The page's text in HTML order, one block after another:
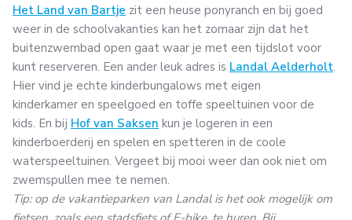
Het Land van Bartje zit een heuse ponyranch en bij goed
weer in de schoolvakanties kan het zomaar zijn dat het
buitenzwembad open gaat waar je met een tijdslot voor
kunt reserveren. Een ander leuk adres is Landal Aelderholt.
Hier vind je echte kinderbungalows met eigen
kinderkamer en speelgoed en toffe speeltuinen voor de
kids. En bij Hof van Saksen kun je logeren in een
kinderboerderij en spelen en spetteren in de coole
waterspeeltuinen. Vergeet bij mooi weer dan ook niet om
zwemspullen mee te nemen.
Tip: op de vakantieparken van Landal is het ook mogelijk om